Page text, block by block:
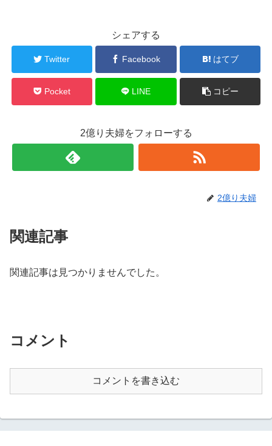
シェアする
Twitter Facebook はてブ
Pocket LINE コピー
2億り夫婦をフォローする
2億り夫婦
関連記事
関連記事は見つかりませんでした。
コメント
コメントを書き込む